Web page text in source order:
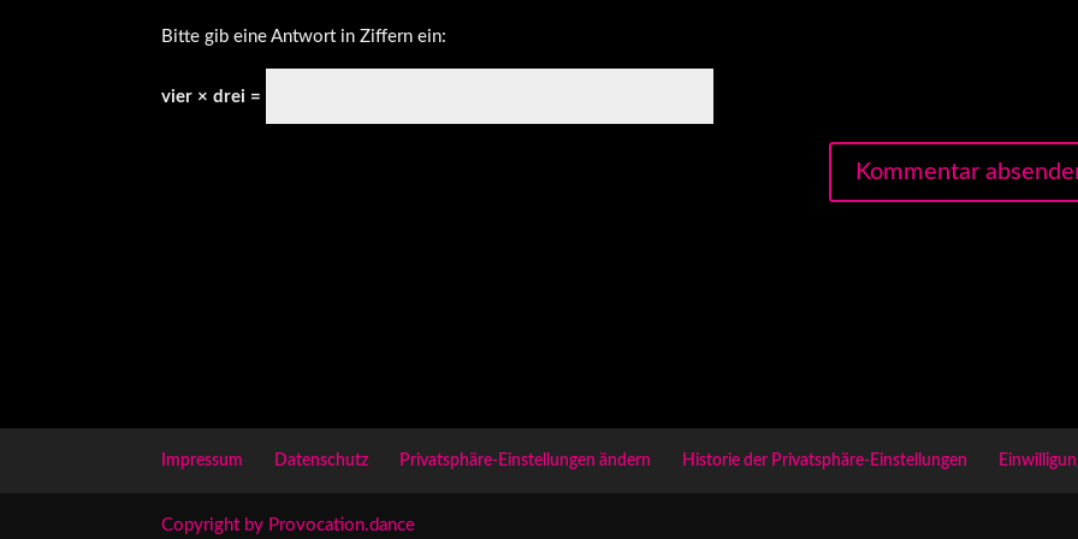
Bitte gib eine Antwort in Ziffern ein:
vier × drei =
Impressum Datenschutz Privatsphäre-Einstellungen ändern Historie der Privatsphäre-Einstellungen
Copyright by Provocation.dance